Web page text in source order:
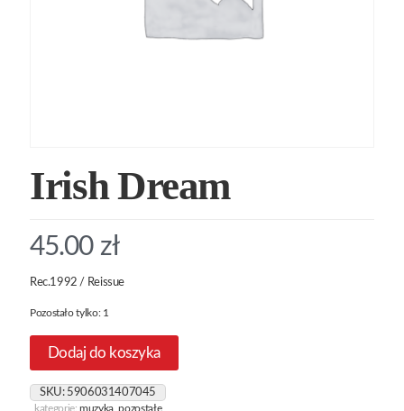
Irish Dream
45.00 zł
Rec.1992 / Reissue
Pozostało tylko: 1
Dodaj do koszyka
SKU: 5906031407045
kategorie:muzyka,pozostałe